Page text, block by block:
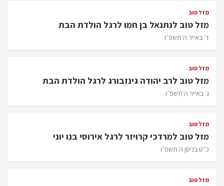
מזל טוב
מזל טוב לנתנאל בן חמו לרגל הולדת הבת
ד׳ באייר ה׳תשפ״ו
מזל טוב
מזל טוב לרב יהודה גינזבורג לרגל הולדת הבת
ג׳ באייר ה׳תשפ״ו
מזל טוב
מזל טוב למרדכי קרויזר לרגל אירוסי בנו יוני
כ״ט בניסן ה׳תשפ״ו
מזל טוב